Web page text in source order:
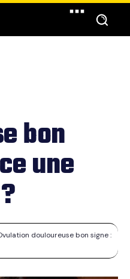
bon
une
douloureuse bon signe :